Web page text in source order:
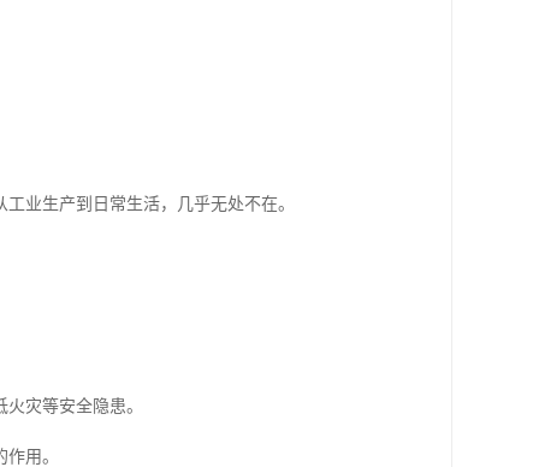
业生产到日常生活，几乎无处不在。
灾等安全隐患。
用。